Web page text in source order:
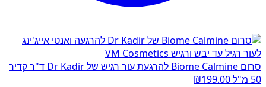
סרום Biome Calmine להרגעת עור רגיש של Dr Kadir ד"ר קדיר
50 מ"ל
₪199.00